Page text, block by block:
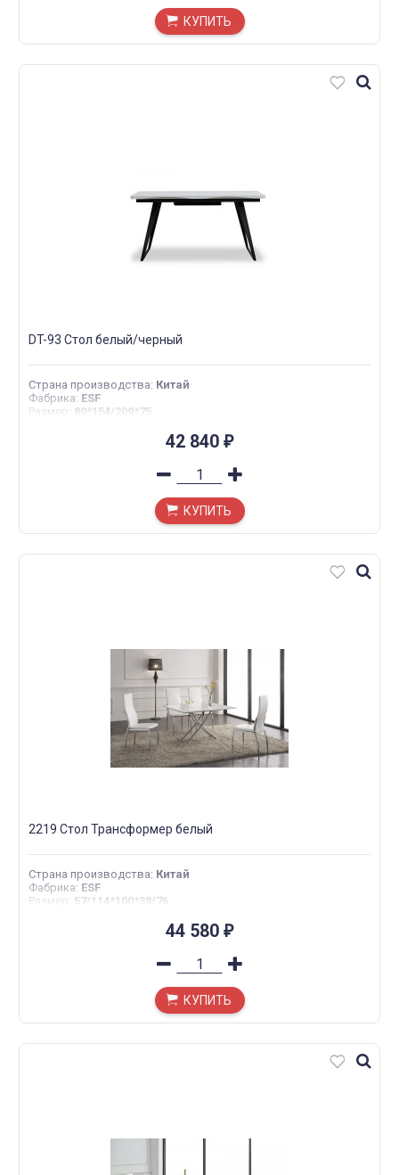
КУПИТЬ
DT-93 Стол белый/черный
Страна производства: Китай
Фабрика: ESF
Размер : 80*154/209*75
42 840 ₽
КУПИТЬ
2219 Стол Трансформер белый
Страна производства: Китай
Фабрика: ESF
Размер : 57/114*100*38/76
44 580 ₽
КУПИТЬ